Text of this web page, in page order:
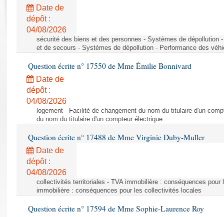
Rapports législatifs
Rapports sur l'application des lois
Baromètre de l’application des lois
Dossiers législatifs
Budget et sécurité sociale
Questions écrites et orales
Comptes rendus des débats
Date de
dépôt :
04/08/2026
sécurité des biens et des personnes - Systèmes de dépollution
et de secours - Systèmes de dépollution - Performance des
Question écrite n° 17550 de Mme Émilie Bonnivard
Date de
dépôt :
04/08/2026
logement - Facilité de changement du nom du titulaire d'un
du nom du titulaire d'un compteur électrique
Question écrite n° 17488 de Mme Virginie Duby-Muller
Date de
dépôt :
04/08/2026
collectivités territoriales - TVA immobilière : conséquences
immobilière : conséquences pour les collectivités locales
Question écrite n° 17594 de Mme Sophie-Laurence Roy